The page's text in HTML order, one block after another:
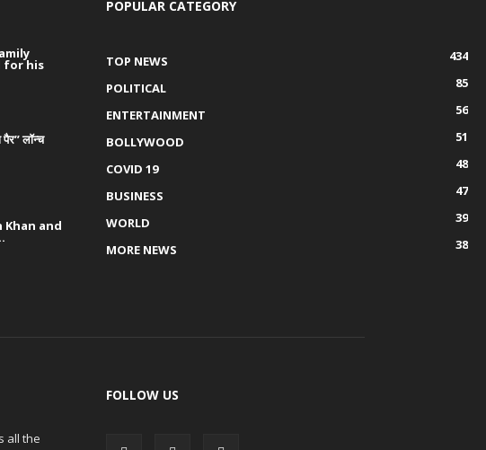
for his
लॉन्च
Khan and
POPULAR CATEGORY
TOP NEWS
434
POLITICAL
85
ENTERTAINMENT
56
BOLLYWOOD
51
COVID 19
48
BUSINESS
47
WORLD
39
MORE NEWS
38
all the
FOLLOW US